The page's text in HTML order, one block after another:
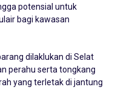
potensial untuk
bagi kawasan
dilaklukan di Selat
perahu serta tongkang
yang terletak di jantung